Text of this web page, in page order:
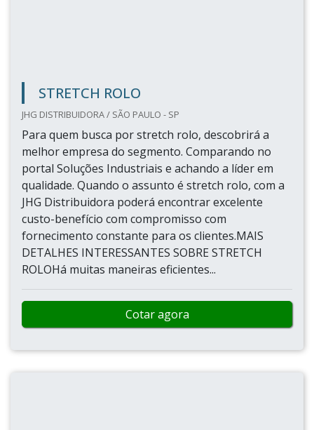
STRETCH ROLO
JHG DISTRIBUIDORA / SÃO PAULO - SP
Para quem busca por stretch rolo, descobrirá a
melhor empresa do segmento. Comparando no
portal Soluções Industriais e achando a líder em
qualidade. Quando o assunto é stretch rolo, com a
JHG Distribuidora poderá encontrar excelente
custo-benefício com compromisso com
fornecimento constante para os clientes.MAIS
DETALHES INTERESSANTES SOBRE STRETCH
ROLOHá muitas maneiras eficientes...
Cotar agora